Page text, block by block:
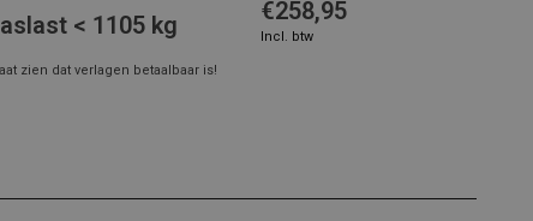
< 1105 kg
zien dat verlagen betaalbaar is!
€258,95
Incl. btw